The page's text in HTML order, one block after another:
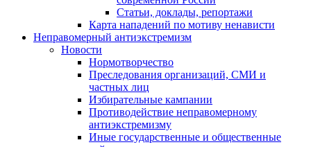
Статьи, доклады, репортажи
Карта нападений по мотиву ненависти
Неправомерный антиэкстремизм
Новости
Нормотворчество
Преследования организаций, СМИ и
частных лиц
Избирательные кампании
Противодействие неправомерному
антиэкстремизму
Иные государственные и общественные